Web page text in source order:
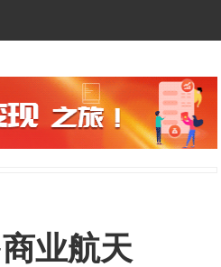
业航天